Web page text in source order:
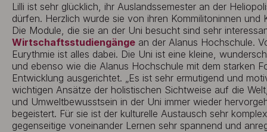
Lilli ist sehr glücklich, ihr Auslandssemester an der
dürfen. Herzlich wurde sie von ihren Kommilitoninnen und
Die Module, die sie an der Uni besucht sind sehr
Wirtschaftsstudiengänge an der Alanus Hochschule.
Eurythmie ist alles dabei. Die Uni ist eine kleine,
und ebenso wie die Alanus Hochschule mit dem starken
Entwicklung ausgerichtet. „Es ist sehr ermutigend und
wichtigen Ansätze der holistischen Sichtweise auf die
und Umweltbewusstsein in der Uni immer wieder
begeistert. Für sie ist der kulturelle Austausch sehr
gegenseitige voneinander Lernen sehr spannend und